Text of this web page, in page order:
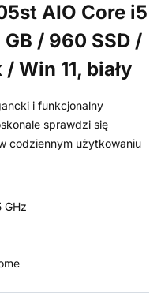
AIO Core i5
GB / 960 SSD /
Win 11, biały
i funkcjonalny
sprawdzi się
codziennym użytkowaniu
GHz